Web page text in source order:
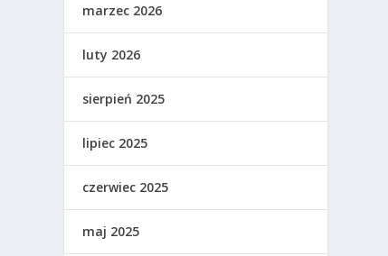
marzec 2026
luty 2026
sierpień 2025
lipiec 2025
czerwiec 2025
maj 2025